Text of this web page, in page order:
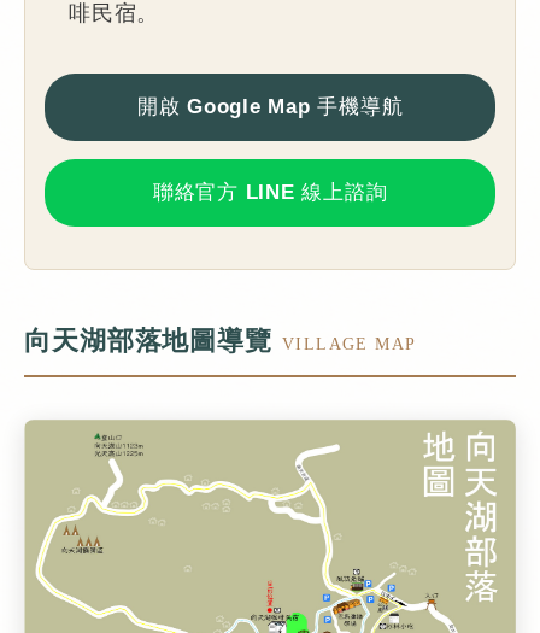
啡民宿。
開啟 Google Map 手機導航
聯絡官方 LINE 線上諮詢
向天湖部落地圖導覽 VILLAGE MAP